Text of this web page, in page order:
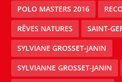
POLO MASTERS 2016
RÊVES NATURES SAINT-
SYLVIANE GROSSET-JANIN
SYLVIANNE GROSSET-JANIN